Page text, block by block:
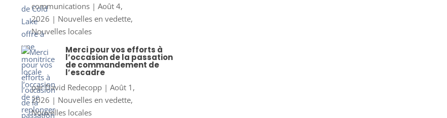
communications| Août 4,
2026 | Nouvelles en vedette,
Nouvelles locales
Merci pour vos efforts à
l’occasion de la passation
de commandement de
l’escadre
parDavid Redecopp| Août 1,
2026 | Nouvelles en vedette,
Nouvelles locales